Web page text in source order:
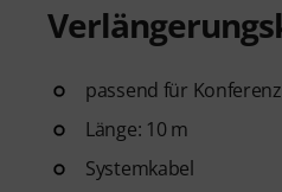
passend für
Länge: 10 m
Systemkabel